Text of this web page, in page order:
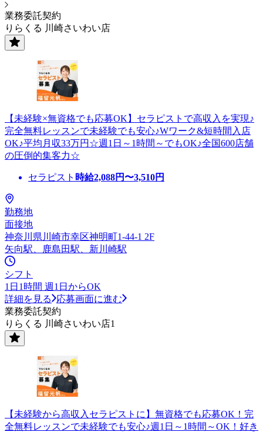
業務委託契約
りらくる 川崎さいわい店
【未経験×無資格でも応募OK】セラピストで高収入を実現♪
完全無料レッスンで未経験でも安心♪Wワーク&短時間入店
OK♪平均月収33万円☆週1日～1時間～でもOK♪全国600店舗
の圧倒的集客力☆
セラピスト 時給2,088円〜3,510円
勤務地
面接地
神奈川県川崎市幸区神明町1-44-1 2F
矢向駅、鹿島田駅、新川崎駅
シフト
1日1時間 週1日からOK
詳細を見る
応募画面に進む
業務委託契約
りらくる 川崎さいわい店1
【未経験から高収入セラピストに】無資格でも応募OK！完
全無料レッスンで未経験でも安心♪週1日～1時間～OK！好き